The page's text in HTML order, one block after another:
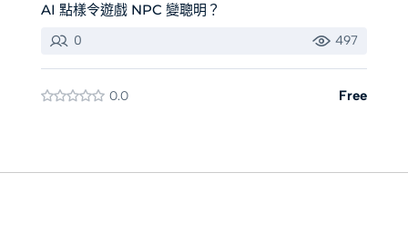
AI 點樣令遊戲 NPC 變聰明？
0 497
0.0 Free